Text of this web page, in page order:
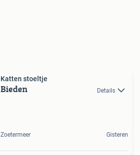
Katten stoeltje
Bieden Details
Zoetermeer Gisteren